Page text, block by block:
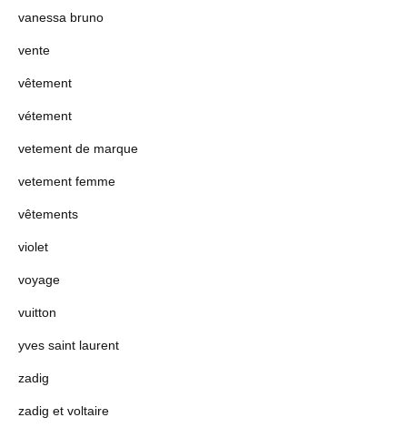
vanessa bruno
vente
vêtement
vétement
vetement de marque
vetement femme
vêtements
violet
voyage
vuitton
yves saint laurent
zadig
zadig et voltaire